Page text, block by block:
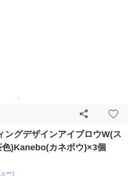
ングデザインアイブロウW(ス
)Kanebo(カネボウ)×3個
ー）